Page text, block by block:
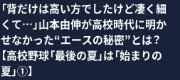
「背だけは高い方でしたけど凄く細
くて…」山本由伸が高校時代に明か
せなかった“エースの秘密”とは？
【高校野球「最後の夏」は「始まりの
夏」①】